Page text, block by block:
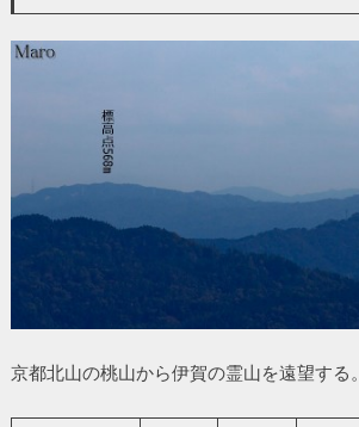
京都北山の桃山から伊賀の霊山を遠望する。